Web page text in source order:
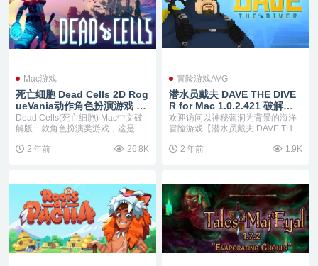
Mac游戏
死亡细胞 Dead Cells 2D Rog
ueVania动作角色扮演游戏 v
1.26.0
Dead Cells(死亡细胞) Mac中文破
解版一款角色扮演类游戏，这是一
2 年前
26.8K
冒险游戏AVG
潜水员戴夫 DAVE THE DIVE
R for Mac 1.0.2.421 破解版
以神秘蓝洞为背景的海洋冒险
游戏
欢迎访问以神秘蓝洞为背景的海洋
冒险游戏【潜水员戴夫 DAVE THE
2 年前
1.9K